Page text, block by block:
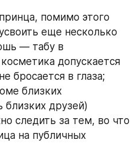
помимо этого
еще несколько
— табу в
допускается
бросается в глаза;
близких
близких друзей)
следить за тем, во что
на публичных